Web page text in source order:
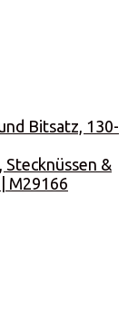
Bitsatz, 130-
Stecknüssen &
M29166